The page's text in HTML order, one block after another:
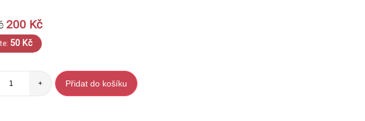
200 Kč
50 Kč
+ Přidat do košíku